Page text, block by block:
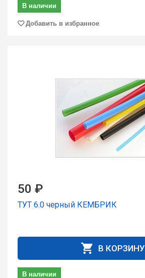
В наличии
Добавить в избранное
50 ₽
ТУТ 6.0 чеpный КЕМБРИК
В КОРЗИНУ
В наличии